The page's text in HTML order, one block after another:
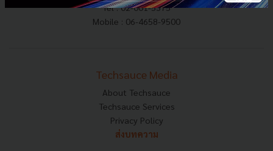
Tel : 02-001-5375
Mobile : 06-4658-9500
Techsauce Media
About Techsauce
Techsauce Services
Privacy Policy
ส่งบทความ